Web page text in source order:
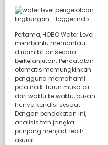
Pertama, HOBO Water Level
membantu memantau
dinamika air secara
berkelanjutan. Pencatatan
otomatis memungkinkan
pengguna memahami
pola naik-turun muka air
dari waktu ke waktu, bukan
hanya kondisi sesaat.
Dengan pendekatan ini,
analisis tren jangka
panjang menjadi lebih
akurat.